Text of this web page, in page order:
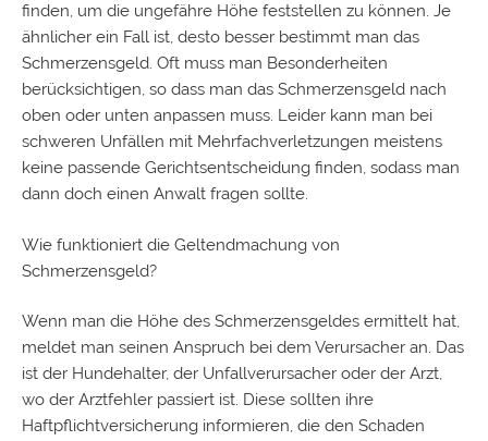
finden, um die ungefähre Höhe feststellen zu können. Je
ähnlicher ein Fall ist, desto besser bestimmt man das
Schmerzensgeld. Oft muss man Besonderheiten
berücksichtigen, so dass man das Schmerzensgeld nach
oben oder unten anpassen muss. Leider kann man bei
schweren Unfällen mit Mehrfachverletzungen meistens
keine passende Gerichtsentscheidung finden, sodass man
dann doch einen Anwalt fragen sollte.
Wie funktioniert die Geltendmachung von
Schmerzensgeld?
Wenn man die Höhe des Schmerzensgeldes ermittelt hat,
meldet man seinen Anspruch bei dem Verursacher an. Das
ist der Hundehalter, der Unfallverursacher oder der Arzt,
wo der Arztfehler passiert ist. Diese sollten ihre
Haftpflichtversicherung informieren, die den Schaden